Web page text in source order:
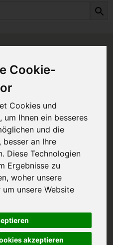
Cookie-
Cookies und
Ihnen ein besseres
und die
besser an Ihre
Diese Technologien
Ergebnisse zu
woher unsere
unsere Website
akzeptieren